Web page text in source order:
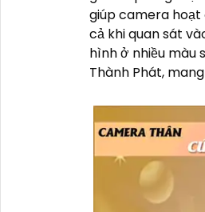
giúp camera hoạt
cả khi quan sát
hình ở nhiều màu
Thành Phát,